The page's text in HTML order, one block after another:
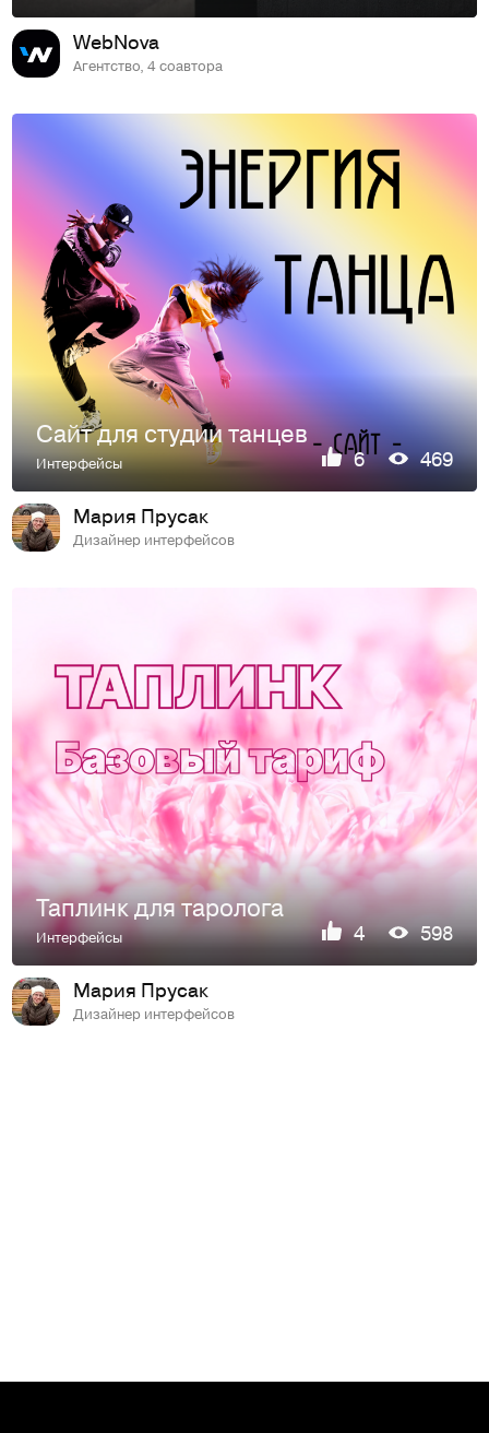
WebNova
Агентство, 4 соавтора
Сайт для студии танцев
Интерфейсы 6 469
Мария Прусак
Дизайнер интерфейсов
Таплинк для таролога
Интерфейсы 4 598
Мария Прусак
Дизайнер интерфейсов